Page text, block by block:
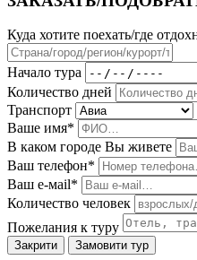
Куда хотите поехать/где
Начало тура
Количество дней
Транспорт
Ваше имя*
В каком городе Вы живете
Ваш телефон*
Ваш е-мail*
Количество человек
Пожелания к туру
Закрити Замовити тур